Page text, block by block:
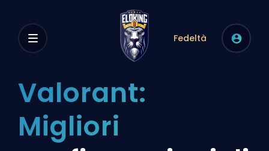
Fedeltà
Valorant:
Migliori